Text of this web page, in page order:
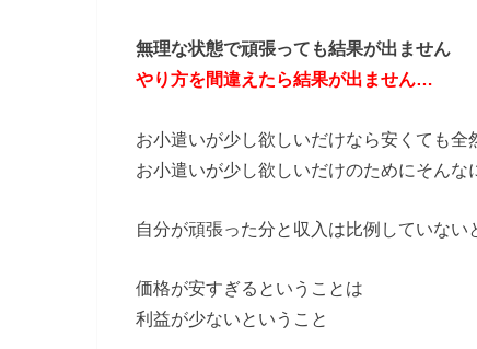
無理な状態で頑張っても結果が出ません
やり方を間違えたら結果が出ません…
お小遣いが少し欲しいだけなら安くても全
お小遣いが少し欲しいだけのためにそんな
自分が頑張った分と収入は比例していない
価格が安すぎるということは
利益が少ないということ